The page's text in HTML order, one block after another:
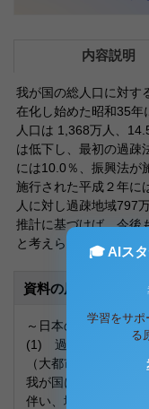
内容説明
我が国の総人口に対す
在化し始めた昭和35年
人口は 1,368万人、
は低下し、最初の過疎
には10.0％、振興法が
施行された平成２年に
人に対し過疎地域797
推計に基づけば、今後
と考えられる。
資料の原本内容
～日本の過疎と過密
(1) 過疎地域の人口
（大都市圏への人口
我が国においては、
伴い、地方圏から三
🎓 AIス
学習をサポ
る